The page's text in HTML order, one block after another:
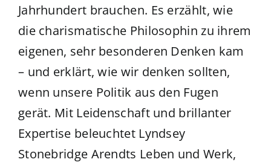
Jahrhundert brauchen. Es erzählt, wie
die charismatische Philosophin zu ihrem
eigenen, sehr besonderen Denken kam
– und erklärt, wie wir denken sollten,
wenn unsere Politik aus den Fugen
gerät. Mit Leidenschaft und brillanter
Expertise beleuchtet Lyndsey
Stonebridge Arendts Leben und Werk,